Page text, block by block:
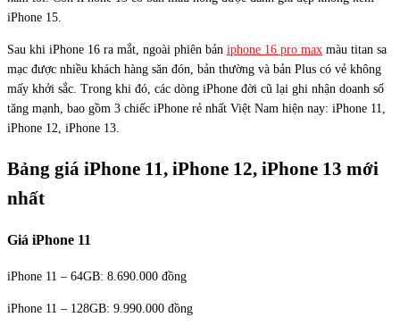
iPhone 15.
Sau khi iPhone 16 ra mắt, ngoài phiên bản iphone 16 pro max màu titan sa
mạc được nhiều khách hàng săn đón, bản thường và bản Plus có vẻ không
mấy khởi sắc. Trong khi đó, các dòng iPhone đời cũ lại ghi nhận doanh số
tăng mạnh, bao gồm 3 chiếc iPhone rẻ nhất Việt Nam hiện nay: iPhone 11,
iPhone 12, iPhone 13.
Bảng giá iPhone 11, iPhone 12, iPhone 13 mới
nhất
Giá iPhone 11
iPhone 11 – 64GB: 8.690.000 đồng
iPhone 11 – 128GB: 9.990.000 đồng